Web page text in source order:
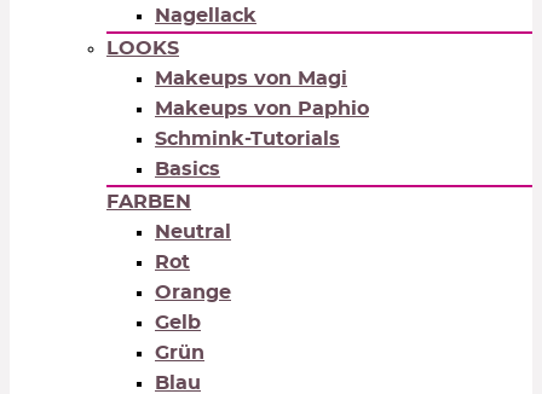
Nagellack
LOOKS
Makeups von Magi
Makeups von Paphio
Schmink-Tutorials
Basics
FARBEN
Neutral
Rot
Orange
Gelb
Grün
Blau